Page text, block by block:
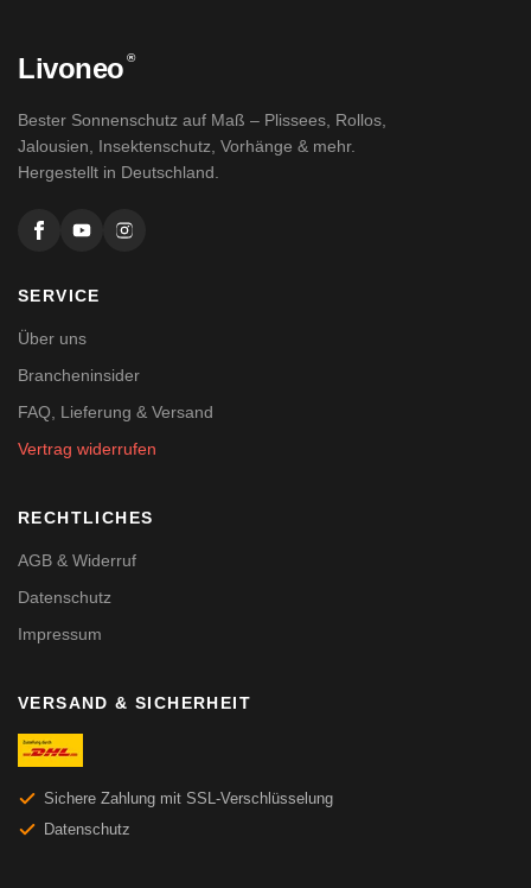
Livoneo ®
Bester Sonnenschutz auf Maß – Plissees, Rollos,
Jalousien, Insektenschutz, Vorhänge & mehr.
Hergestellt in Deutschland.
SERVICE
Über uns
Brancheninsider
FAQ, Lieferung & Versand
Vertrag widerrufen
RECHTLICHES
AGB & Widerruf
Datenschutz
Impressum
VERSAND & SICHERHEIT
Sichere Zahlung mit SSL-Verschlüsselung
Datenschutz